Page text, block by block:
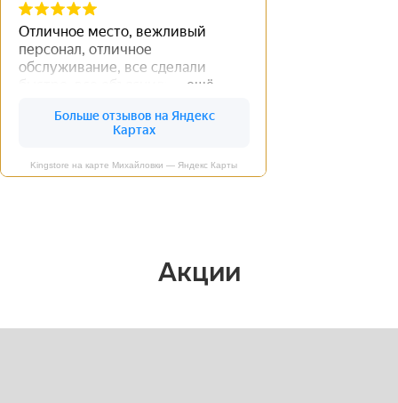
Kingstore на карте Михайловки — Яндекс Карты
Акции